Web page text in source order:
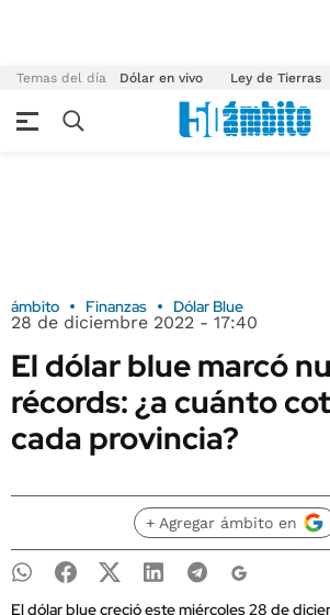
Temas del día Dólar en vivo Ley de Tierras
ámbito Finanzas Dólar Blue
28 de diciembre 2022 - 17:40
El dólar blue marcó
récords: ¿a cuánto
cada provincia?
+ Agregar ámbito en
El dólar blue creció este miércoles 28 de